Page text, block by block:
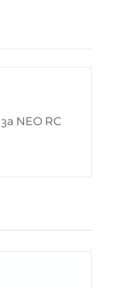
NEO RC